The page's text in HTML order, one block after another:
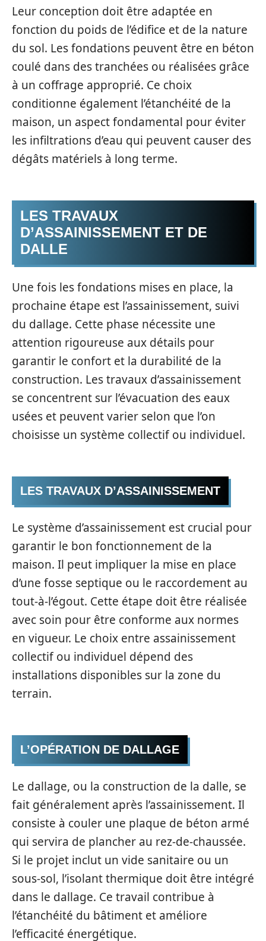
Leur conception doit être adaptée en
fonction du poids de l’édifice et de la nature
du sol. Les fondations peuvent être en béton
coulé dans des tranchées ou réalisées grâce
à un coffrage approprié. Ce choix
conditionne également l’étanchéité de la
maison, un aspect fondamental pour éviter
les infiltrations d’eau qui peuvent causer des
dégâts matériels à long terme.
LES TRAVAUX
D’ASSAINISSEMENT ET DE
DALLE
Une fois les fondations mises en place, la
prochaine étape est l’assainissement, suivi
du dallage. Cette phase nécessite une
attention rigoureuse aux détails pour
garantir le confort et la durabilité de la
construction. Les travaux d’assainissement
se concentrent sur l’évacuation des eaux
usées et peuvent varier selon que l’on
choisisse un système collectif ou individuel.
LES TRAVAUX D’ASSAINISSEMENT
Le système d’assainissement est crucial pour
garantir le bon fonctionnement de la
maison. Il peut impliquer la mise en place
d’une fosse septique ou le raccordement au
tout-à-l’égout. Cette étape doit être réalisée
avec soin pour être conforme aux normes
en vigueur. Le choix entre assainissement
collectif ou individuel dépend des
installations disponibles sur la zone du
terrain.
L’OPÉRATION DE DALLAGE
Le dallage, ou la construction de la dalle, se
fait généralement après l’assainissement. Il
consiste à couler une plaque de béton armé
qui servira de plancher au rez-de-chaussée.
Si le projet inclut un vide sanitaire ou un
sous-sol, l’isolant thermique doit être intégré
dans le dallage. Ce travail contribue à
l’étanchéité du bâtiment et améliore
l’efficacité énergétique.